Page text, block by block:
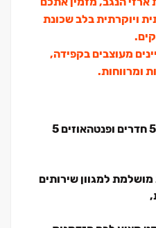
ויוקרתיתבלב שכונת
ומרווחות.
דירות ‏3,4,5 חדרים דירות גן ‏5 חדרים ופנטהאוזים ‏5
מושלמת למגוון שירותים